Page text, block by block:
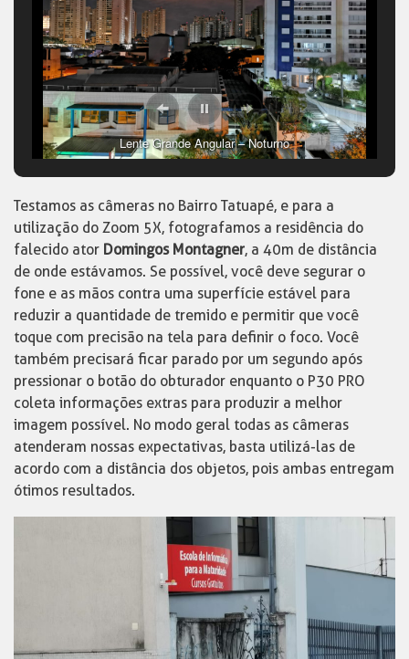
Lente Grande Angular – Noturno
Testamos as câmeras no Bairro Tatuapé, e para a
utilização do Zoom 5X, fotografamos a residência do
falecido ator Domingos Montagner, a 40m de distância
de onde estávamos. Se possível, você deve segurar o
fone e as mãos contra uma superfície estável para
reduzir a quantidade de tremido e permitir que você
toque com precisão na tela para definir o foco. Você
também precisará ficar parado por um segundo após
pressionar o botão do obturador enquanto o P30 PRO
coleta informações extras para produzir a melhor
imagem possível. No modo geral todas as câmeras
atenderam nossas expectativas, basta utilizá-las de
acordo com a distância dos objetos, pois ambas entregam
ótimos resultados.